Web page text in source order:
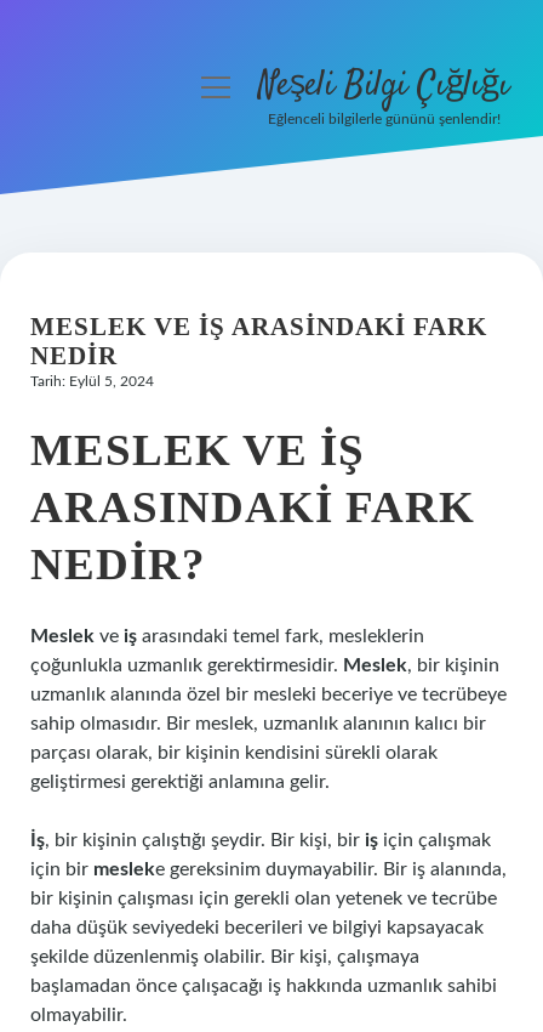
Hakkımızda
menüyüNeşeli Bilgi Çığlığı
Eğlenceli bilgilerle gününü şenlendir!
MESLEK VE IŞ ARASINDAKI FARK
NEDIR
Tarih: Eylül 5, 2024
MESLEK VE İŞ
ARASINDAKI FARK
NEDIR?
Meslek ve iş arasındaki temel fark, mesleklerin
çoğunlukla uzmanlık gerektirmesidir. Meslek, bir kişinin
uzmanlık alanında özel bir mesleki beceriye ve tecrübeye
sahip olmasıdır. Bir meslek, uzmanlık alanının kalıcı bir
parçası olarak, bir kişinin kendisini sürekli olarak
geliştirmesi gerektiği anlamına gelir.
İş, bir kişinin çalıştığı şeydir. Bir kişi, bir iş için çalışmak
için bir mesleke gereksinim duymayabilir. Bir iş alanında,
bir kişinin çalışması için gerekli olan yetenek ve tecrübe
daha düşük seviyedeki becerileri ve bilgiyi kapsayacak
şekilde düzenlenmiş olabilir. Bir kişi, çalışmaya
başlamadan önce çalışacağı iş hakkında uzmanlık sahibi
olmayabilir.